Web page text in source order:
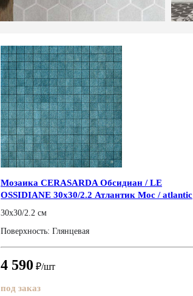
Мозаика CERASARDA Обсидиан / LE
OSSIDIANE 30x30/2.2 Атлантик Мос / atlantic
30x30/2.2 см
Поверхность: Глянцевая
4 590 ₽/шт
под заказ